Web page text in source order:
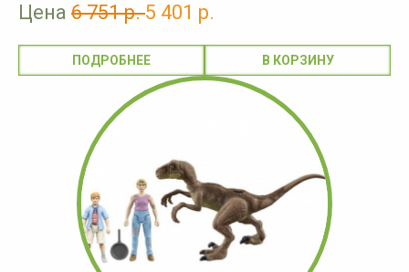
Цена 6 751 р.5 401 р.
ПОДРОБНЕЕ